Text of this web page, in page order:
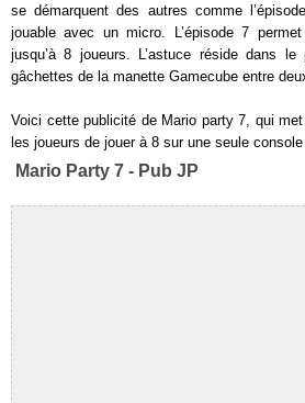
se démarquent des autres comme
jouable avec un micro. L’épisode 7
jusqu’à 8 joueurs. L’astuce réside dans
gâchettes de la manette Gamecube entre
Voici cette publicité de Mario party 7, qui
les joueurs de jouer à 8 sur une seule console
Mario Party 7 - Pub JP